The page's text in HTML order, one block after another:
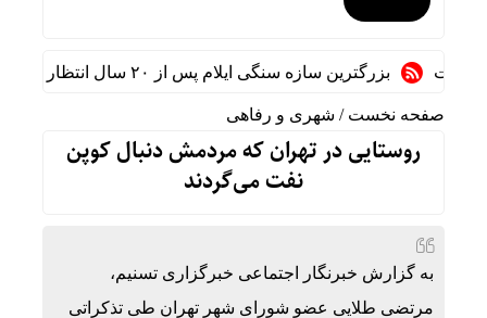
بزرگترین سازه سنگی ایلام پس از ۲۰ سال انتظار در هلیلان افتتاح می‌شود
صفحه نخست / شهری و رفاهی
روستایی در تهران که مردمش دنبال کوپن
نفت می‌گردند
به گزارش خبرنگار اجتماعی خبرگزاری تسنیم،
مرتضی طلایی عضو شورای شهر تهران طی تذکراتی